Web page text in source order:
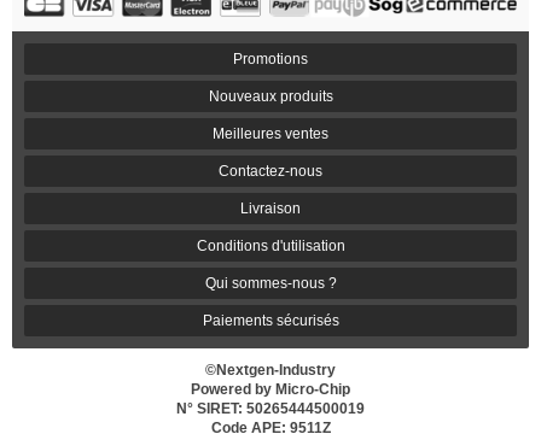
Promotions
Nouveaux produits
Meilleures ventes
Contactez-nous
Livraison
Conditions d'utilisation
Qui sommes-nous ?
Paiements sécurisés
©Nextgen-Industry
Powered by Micro-Chip
N° SIRET: 50265444500019
Code APE: 9511Z